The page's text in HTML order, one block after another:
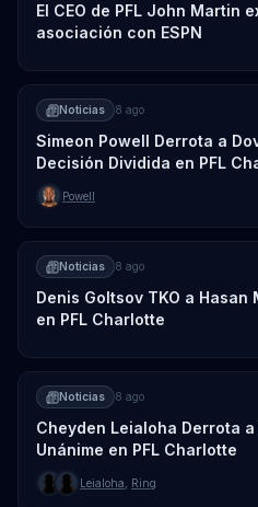
El CEO de PFL John Martin
asociación con ESPN
Noticias 8 ago
Simeon Powell Derrota a
Decisión Dividida en PFL
Powell
Noticias 8 ago
Denis Goltsov TKO a
en PFL Charlotte
Noticias 8 ago
Cheyden Leialoha Derrota
Unánime en PFL Charlotte
Leialoha Ring